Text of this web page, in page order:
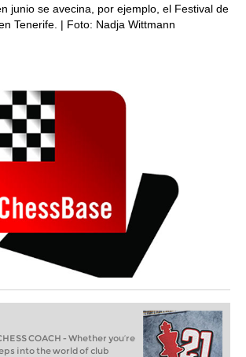
junio se avecina, por ejemplo, el Festival de
Tenerife. | Foto: Nadja Wittmann
COACH - Whether you’re
into the world of club